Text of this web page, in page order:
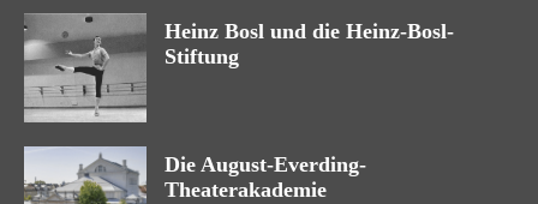
Heinz Bosl und die Heinz-Bosl-
Stiftung
Die August-Everding-
Theaterakademie